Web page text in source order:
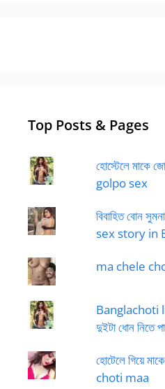
Top Posts & Pages
হোস্টেলে মাকে
golpo sex
বিবাহিত বোন
sex story in
ma chele choti
Banglachoti
দুইটা ধোন নিতে
হোটেলে গিয়ে
choti maa